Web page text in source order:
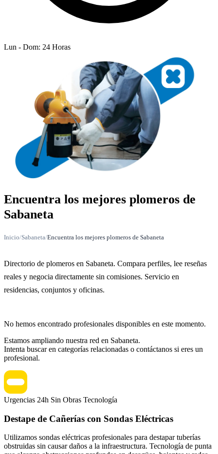
Lun - Dom: 24 Horas
Encuentra los mejores plomeros de
Sabaneta
Inicio/Sabaneta/Encuentra los mejores plomeros de Sabaneta
Directorio de plomeros en Sabaneta. Compara perfiles, lee reseñas
reales y negocia directamente sin comisiones. Servicio en
residencias, conjuntos y oficinas.
No hemos encontrado profesionales disponibles en este momento.
Estamos ampliando nuestra red en Sabaneta.
Intenta buscar en categorías relacionadas o contáctanos si eres un
profesional.
Urgencias 24h Sin Obras Tecnología
Destape de Cañerías con Sondas Eléctricas
Utilizamos sondas eléctricas profesionales para destapar tuberías
obstruidas sin causar daños a la infraestructura. Tecnología de punta